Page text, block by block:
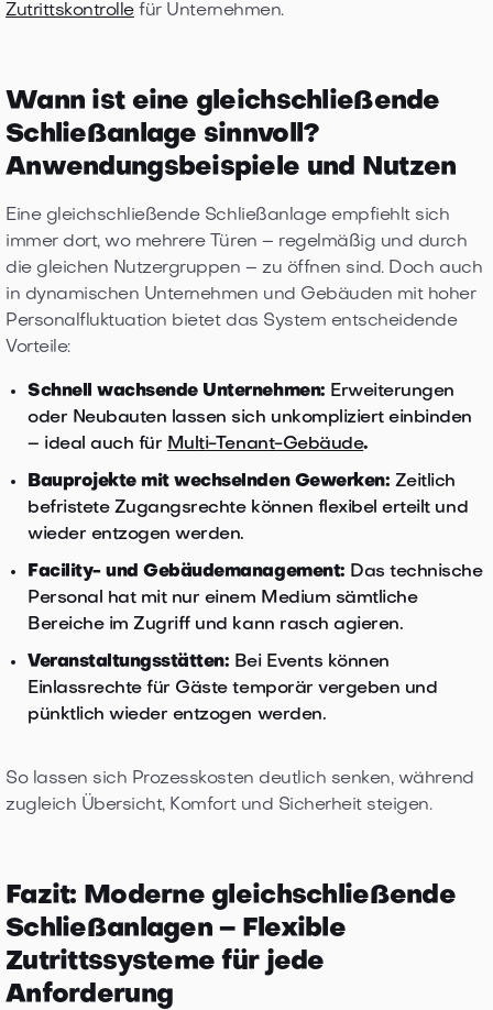
Zutrittskontrollefür Unternehmen.
Wann ist eine gleichschließende
Schließanlage sinnvoll?
Anwendungsbeispiele und Nutzen
Eine gleichschließende Schließanlage empfiehlt sich
immer dort, wo mehrere Türen – regelmäßig und durch
die gleichen Nutzergruppen – zu öffnen sind. Doch auch
in dynamischen Unternehmen und Gebäuden mit hoher
Personalfluktuation bietet das System entscheidende
Vorteile:
Schnell wachsende Unternehmen: Erweiterungen
oder Neubauten lassen sich unkompliziert einbinden
– ideal auch für Multi-Tenant-Gebäude.
Bauprojekte mit wechselnden Gewerken: Zeitlich
befristete Zugangsrechte können flexibel erteilt und
wieder entzogen werden.
Facility- und Gebäudemanagement: Das technische
Personal hat mit nur einem Medium sämtliche
Bereiche im Zugriff und kann rasch agieren.
Veranstaltungsstätten: Bei Events können
Einlassrechte für Gäste temporär vergeben und
pünktlich wieder entzogen werden.
So lassen sich Prozesskosten deutlich senken, während
zugleich Übersicht, Komfort und Sicherheit steigen.
Fazit: Moderne gleichschließende
Schließanlagen – Flexible
Zutrittssysteme für jede
Anforderung